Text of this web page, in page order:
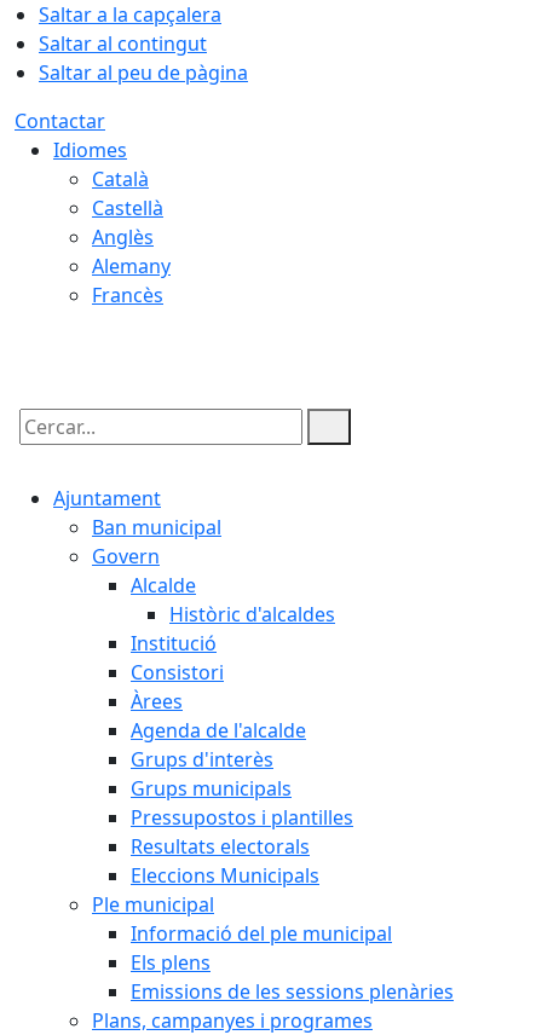
Saltar a la capçalera
Saltar al contingut
Saltar al peu de pàgina
Contactar
Idiomes
Català
Castellà
Anglès
Alemany
Francès
Cercar:
Ajuntament
Ban municipal
Govern
Alcalde
Històric d'alcaldes
Institució
Consistori
Àrees
Agenda de l'alcalde
Grups d'interès
Grups municipals
Pressupostos i plantilles
Resultats electorals
Eleccions Municipals
Ple municipal
Informació del ple municipal
Els plens
Emissions de les sessions plenàries
Plans, campanyes i programes